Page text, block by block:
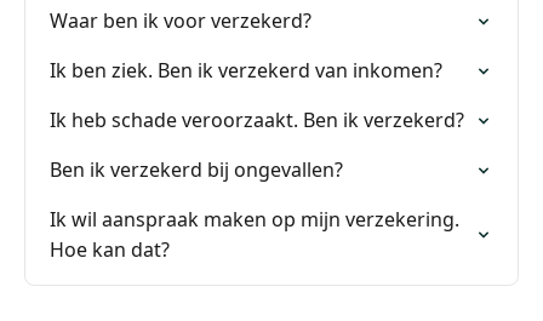
Waar ben ik voor verzekerd?
Ik ben ziek. Ben ik verzekerd van inkomen?
Ik heb schade veroorzaakt. Ben ik verzekerd?
Ben ik verzekerd bij ongevallen?
Ik wil aanspraak maken op mijn verzekering.
Hoe kan dat?